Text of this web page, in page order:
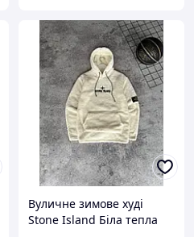
Вуличне зимове худі
Stone Island Біла тепла